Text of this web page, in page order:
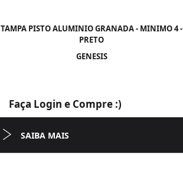
TAMPA PISTO ALUMINIO GRANADA - MINIMO 4 -
PRETO
GENESIS
Faça Login e Compre :)
SAIBA MAIS